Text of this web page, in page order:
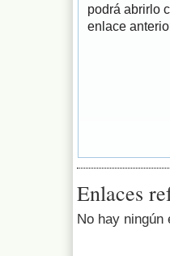
podrá abrirlo
enlace
Enlaces
No hay ningún